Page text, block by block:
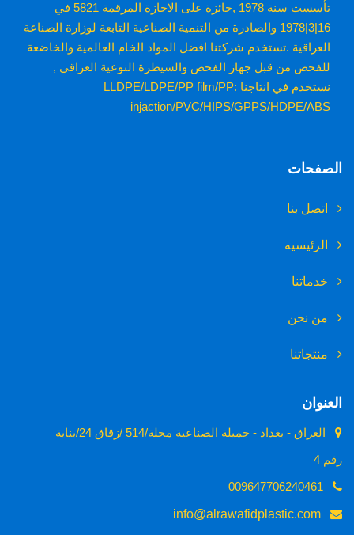
تأسست سنة 1978 ,حائزة على الاجازة المرقمة 5821 في
16|3|1978 والصادرة من التنمية الصناعية التابعة لوزارة الصناعة
العراقية .تستخدم شركتنا افضل المواد الخام العالمية والخاضعة
للفحص من قبل جهاز الفحص والسيطرة النوعية العراقي ,
نستخدم في انتاجنا :LLDPE/LDPE/PP film/PP
injaction/PVC/HIPS/GPPS/HDPE/ABS
الصفحات
اتصل بنا
الرئيسيه
خدماتنا
من نحن
منتجاتنا
العنوان
العراق - بغداد - جميلة الصناعية محلة/514 /زقاق 24/بناية
رقم 4
info@alrawafidplastic.com